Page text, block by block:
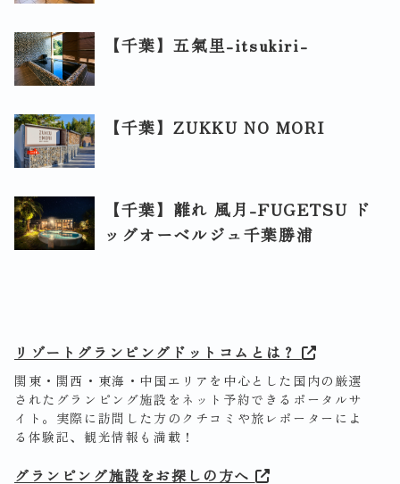
【千葉】五氣里-itsukiri-
【千葉】ZUKKU NO MORI
【千葉】離れ 風月-FUGETSU ド
ッグオーベルジュ千葉勝浦
リゾートグランピングドットコムとは？
関東・関西・東海・中国エリアを中心とした国内の厳選
されたグランピング施設をネット予約できるポータルサ
イト。実際に訪問した方のクチコミや旅レポーターによ
る体験記、観光情報も満載！
グランピング施設をお探しの方へ